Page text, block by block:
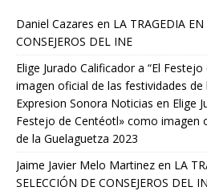
Daniel Cazares en LA TRAGEDIA
CONSEJEROS DEL INE
Elige Jurado Calificador a “El
imagen oficial de las festividades de
Expresion Sonora Noticias en Elige
Festejo de Centéotl» como imagen
de la Guelaguetza 2023
Jaime Javier Melo Martinez en LA
SELECCIÓN DE CONSEJEROS DEL